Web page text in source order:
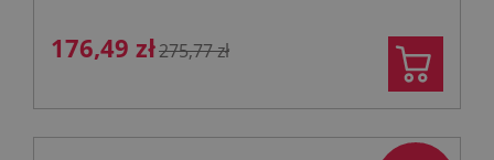
176,49 zł275,77 zł